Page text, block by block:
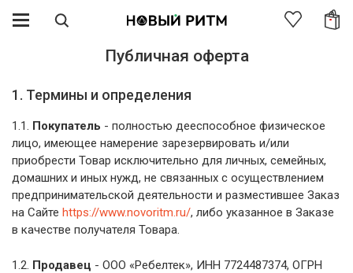
Публичная оферта
1. Термины и определения
1.1. Покупатель - полностью дееспособное физическое
лицо, имеющее намерение зарезервировать и/или
приобрести Товар исключительно для личных, семейных,
домашних и иных нужд, не связанных с осуществлением
предпринимательской деятельности и разместившее Заказ
на Сайте https://www.novoritm.ru/, либо указанное в Заказе
в качестве получателя Товара.
1.2. Продавец - ООО «Ребелтек», ИНН 7724487374, ОГРН